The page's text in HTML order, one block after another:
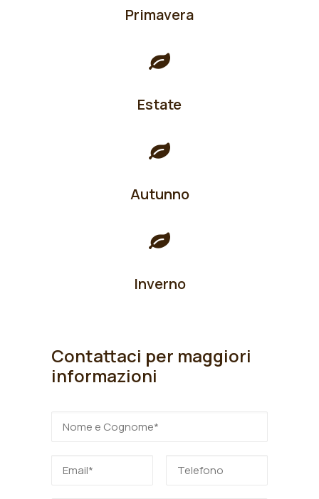
Primavera
Estate
Autunno
Inverno
Contattaci per maggiori
informazioni